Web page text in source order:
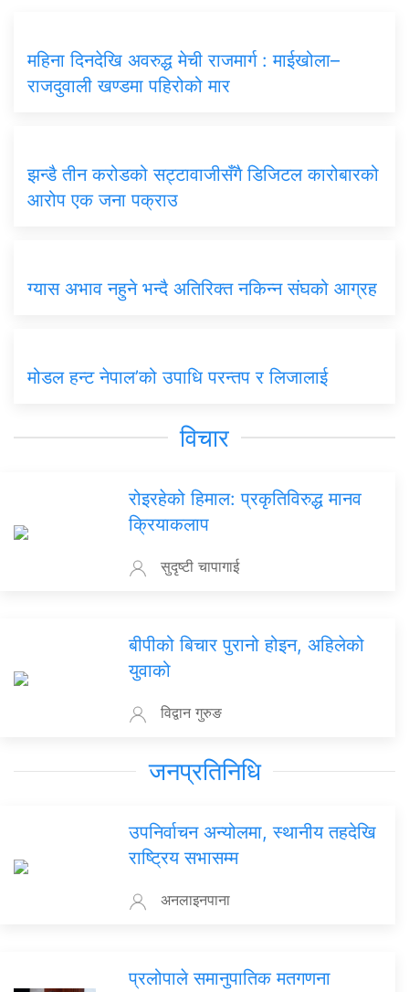
महिना दिनदेखि अवरुद्ध मेची राजमार्ग : माईखोला–
राजदुवाली खण्डमा पहिरोको मार
झन्डै तीन करोडको सट्टावाजीसँगै डिजिटल कारोबारको
आरोप एक जना पक्राउ
ग्यास अभाव नहुने भन्दै अतिरिक्त नकिन्न संघको आग्रह
मोडल हन्ट नेपाल’को उपाधि परन्तप र लिजालाई
विचार
रोइरहेको हिमाल: प्रकृतिविरुद्ध मानव
क्रियाकलाप
सुदृष्टी चापागाई
बीपीको बिचार पुरानो होइन, अहिलेको
युवाको
विद्वान गुरुङ
जनप्रतिनिधि
उपनिर्वाचन अन्योलमा, स्थानीय तहदेखि
राष्ट्रिय सभासम्म
अनलाइनपाना
प्रलोपाले समानुपातिक मतगणना